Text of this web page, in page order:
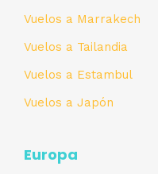
Vuelos a Marrakech
Vuelos a Tailandia
Vuelos a Estambul
Vuelos a Japón
Europa